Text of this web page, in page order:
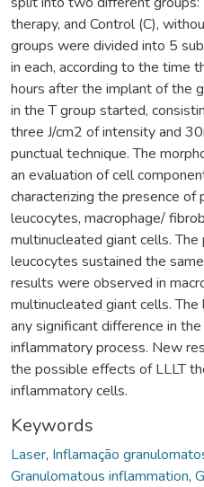
therapy, and Control (C),
groups were divided into 5
in each, according to the time
hours after the implant of the
in the T group started,
three J/cm2 of intensity and
punctual technique. The
an evaluation of cell
characterizing the presence of
leucocytes, macrophage/
multinucleated giant cells.
leucocytes sustained the
results were observed in
multinucleated giant cells.
any significant difference in
inflammatory process. New
the possible effects of LLLT
inflammatory cells.
Keywords
Laser, Inflamação
Granulomatous inflammation,